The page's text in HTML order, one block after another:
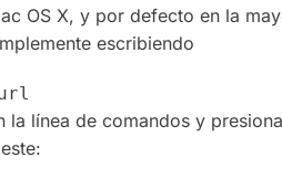
OS X, y por defecto en la
escribiendo
la línea de comandos y